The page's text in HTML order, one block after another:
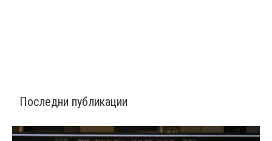
Последни публикации